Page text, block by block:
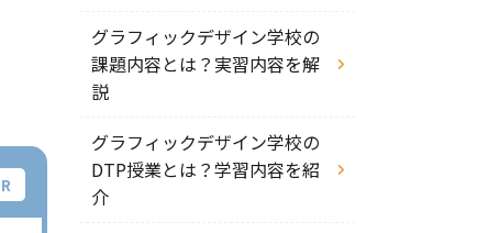
グラフィックデザイン学校の
課題内容とは？実習内容を解
説
グラフィックデザイン学校の
DTP授業とは？学習内容を紹
介